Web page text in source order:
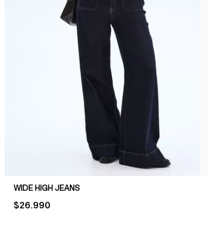
WIDE HIGH JEANS
PRICE:
$26.990